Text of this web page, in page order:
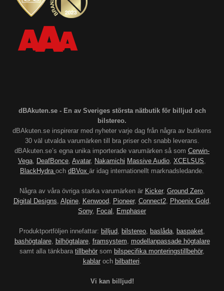
dBAkuten.se - En av Sveriges största nätbutik för billjud och
bilstereo.
dBAkuten.se inspirerar med nyheter varje dag från några av butikens
30 väl utvalda varumärken till bra priser och snabb leverans.
dBAkuten.se’s egna unika importerade varumärken så som Cerwin-
Vega, DeafBonce, Avatar, Nakamichi Massive Audio, XCELSUS,
BlackHydra och dBVox är idag internationellt marknadsledande.
Några av våra övriga starka varumärken är Kicker, Ground Zero,
Digital Designs, Alpine, Kenwood, Pioneer, Connect2, Phoenix Gold,
Sony, Focal , Emphaser
Produktportföljen innefattar: billjud, bilstereo, baslåda, baspaket,
bashögtalare, bilhögtalare, framsystem, modellanpassade högtalare
samt alla tänkbara tillbehör som bilspecifika monteringstillbehör,
kablaroch bilbatteri.
Vi kan billjud!